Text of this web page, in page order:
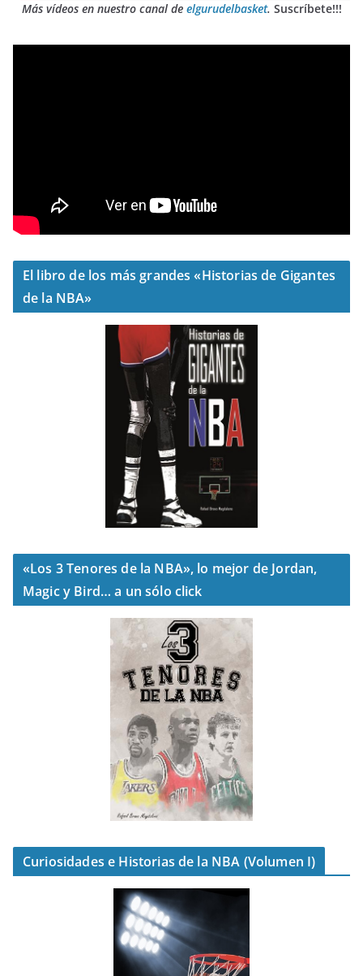
Más vídeos en nuestro canal de elgurudelbasket. Suscríbete!!!
El libro de los más grandes «Historias de Gigantes
de la NBA»
«Los 3 Tenores de la NBA», lo mejor de Jordan,
Magic y Bird… a un sólo click
Curiosidades e Historias de la NBA (Volumen I)